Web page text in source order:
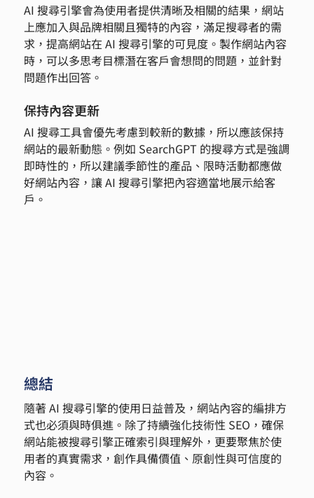
AI 搜尋引擎會為使用者提供清晰及相關的結果，網站
上應加入與品牌相關且獨特的內容，滿足搜尋者的需
求，提高網站在 AI 搜尋引擎的可見度。製作網站內容
時，可以多思考目標潛在客戶會想問的問題，並針對
問題作出回答。
保持內容更新
AI 搜尋工具會優先考慮到較新的數據，所以應該保持
網站的最新動態。例如 SearchGPT 的搜尋方式是強調
即時性的，所以建議季節性的產品、限時活動都應做
好網站內容，讓 AI 搜尋引擎把內容適當地展示給客
戶。
總結
隨著 AI 搜尋引擎的使用日益普及，網站內容的編排方
式也必須與時俱進。除了持續強化技術性 SEO，確保
網站能被搜尋引擎正確索引與理解外，更要聚焦於使
用者的真實需求，創作具備價值、原創性與可信度的
內容。